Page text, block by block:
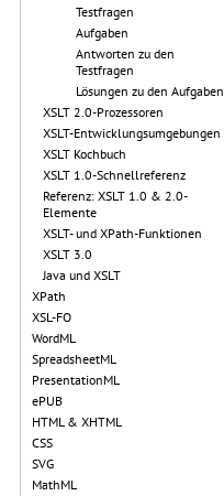
Testfragen
Aufgaben
Antworten zu den
Testfragen
Lösungen zu den Aufgaben
XSLT 2.0-Prozessoren
XSLT-Entwicklungsumgebungen
XSLT Kochbuch
XSLT 1.0-Schnellreferenz
Referenz: XSLT 1.0 & 2.0-
Elemente
XSLT- und XPath-Funktionen
XSLT 3.0
Java und XSLT
XPath
XSL-FO
WordML
SpreadsheetML
PresentationML
ePUB
HTML & XHTML
CSS
SVG
MathML